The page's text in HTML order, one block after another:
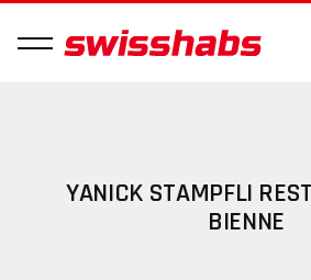
YANICK STAMPFLI
BIENNE